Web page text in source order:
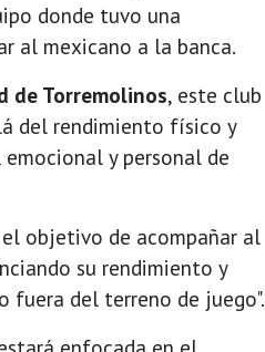
donde tuvo una
al mexicano a la banca.
de Torremolinos, este club
del rendimiento físico y
y personal de
objetivo de acompañar al
su rendimiento y
fuera del terreno de juego".